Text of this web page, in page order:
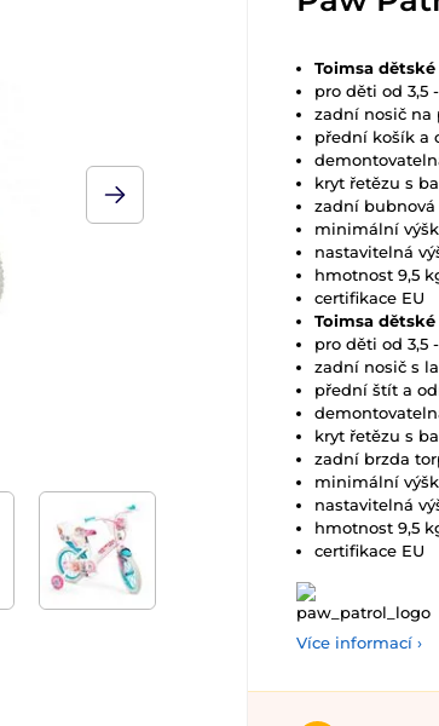
Toimsa
pro děti od 3,5
zadní nosič na
přední košík a
kryt řetězu s
zadní
minimální
nastavitelná
hmotnost 9,5
certifikace EU
Toimsa
pro děti od 3,5
zadní nosič s
přední štít a
kryt řetězu s
zadní brzda
minimální
nastavitelná
hmotnost 9,5
certifikace EU
Více informací ›